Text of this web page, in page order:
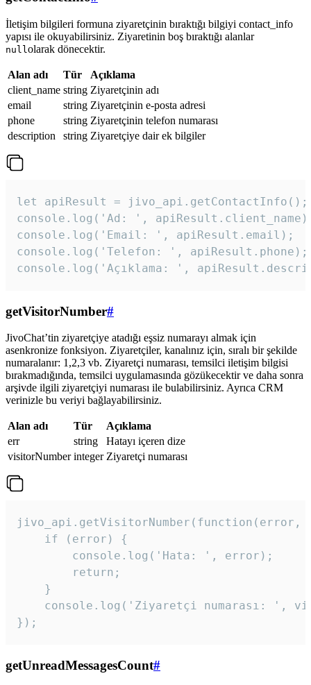
İletişim bilgileri formuna ziyaretçinin bıraktığı bilgiyi contact_info
yapısı ile okuyabilirsiniz. Ziyaretinin boş bıraktığı alanlar
null olarak dönecektir.
Alan adı Tür
Açıklama
client_name string Ziyaretçinin adı
email
string Ziyaretçinin e-posta adresi
phone
string Ziyaretçinin telefon numarası
description
string Ziyaretçiye dair ek bilgiler
let apiResult = jivo_api.getContactInfo();
console.log('Ad: ',
console.log('Email: ', apiResult.email);
console.log('Telefon: ', apiResult.phone);
console.log('Açıklama: ',
getVisitorNumber#
JivoChat’tin ziyaretçiye atadığı eşsiz numarayı almak için
asenkronize fonksiyon. Ziyaretçiler, kanalınız için, sıralı bir şekilde
numaralanır: 1,2,3 vb. Ziyaretçi numarası, temsilci iletişim bilgisi
bırakmadığında, temsilci uygulamasında gözükecektir ve daha sonra
arşivde ilgili ziyaretçiyi numarası ile bulabilirsiniz. Ayrıca CRM
verinizle bu veriyi bağlayabilirsiniz.
Alan adı Tür
Açıklama
err
string
Hatayı içeren dize
visitorNumber integer Ziyaretçi numarası
jivo_api.getVisitorNumber(function(error,
    if (error) {
        console.log('Hata: ', error);
        return;
    }
console.log('Ziyaretçi numarası: ',
});
getUnreadMessagesCount#